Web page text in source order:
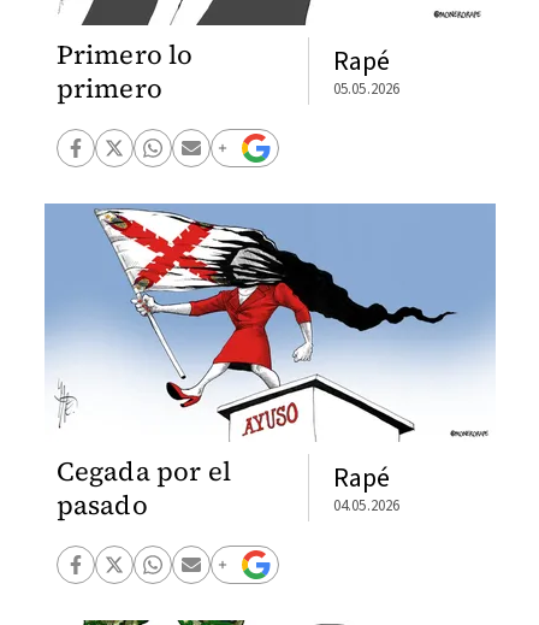
Primero lo
primero
Rapé
05.05.2026
Cegada por el
pasado
Rapé
04.05.2026